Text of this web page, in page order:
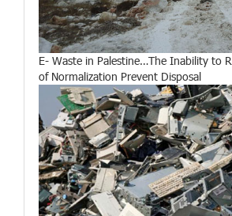
E- Waste in Palestine…The Inability to
of Normalization Prevent Disposal